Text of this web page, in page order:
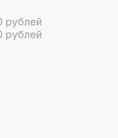
рублей
рублей